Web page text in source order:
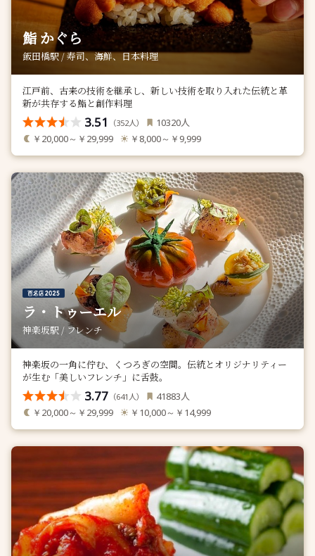
鮨 かぐら
飯田橋駅 / 寿司、海鮮、日本料理
江戸前、古来の技術を継承し、新しい技術を取り入れた伝統と革
新が共存する鮨と創作料理
3.51 （352人） 10320人
￥20,000～￥29,999 ￥8,000～￥9,999
ラ・トゥーエル
神楽坂駅 / フレンチ
神楽坂の一角に佇む、くつろぎの空間。伝統とオリジナリティー
が生む「美しいフレンチ」に舌鼓。
3.77 （641 人） 41883人
￥20,000～￥29,999 ￥10,000～￥14,999